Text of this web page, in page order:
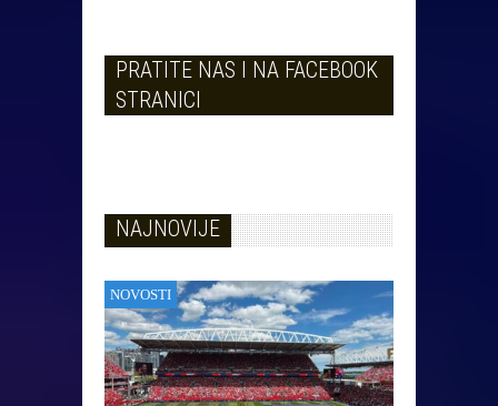
PRATITE NAS I NA FACEBOOK
STRANICI
NAJNOVIJE
NOVOSTI